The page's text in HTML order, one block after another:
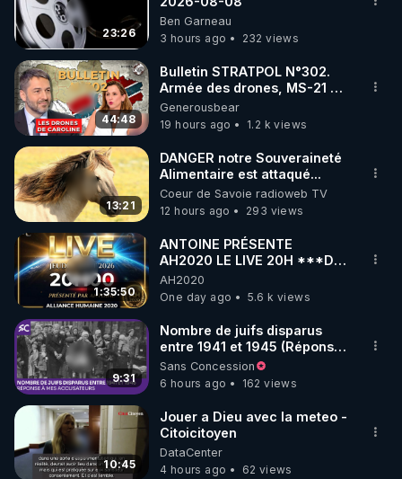
Rendez-vous sur
http://rgnr.li/lechoubrave
code : REGENERE10
▶ 30 jours gratuit sur l’application de méditation et
de bien-être ENVOL :
Rendez-vous sur https://www.envol.app/code
le code : REGENERE
23:26
Ben Garneau
3 hours ago
232 views
44:48
Bulletin STRATPOL N°302.
Armée des drones, MS-21 en
série, missiles coréens.
07.08.2026.
Generousbear
19 hours ago
1.2 k views
13:21
DANGER notre Souveraineté
Alimentaire est attaqué...
Coeur de Savoie radioweb TV
12 hours ago
293 views
1:35:50
ANTOINE PRÉSENTE
AH2020 LE LIVE 20H ***DU
06/08/2026***
AH2020
One day ago
5.6 k views
9:31
Nombre de juifs disparus
entre 1941 et 1945 (Réponse
à mes accusateurs)
Sans Concession
6 hours ago
162 views
10:45
Jouer a Dieu avec la meteo -
Citoicitoyen
DataCenter
4 hours ago
62 views